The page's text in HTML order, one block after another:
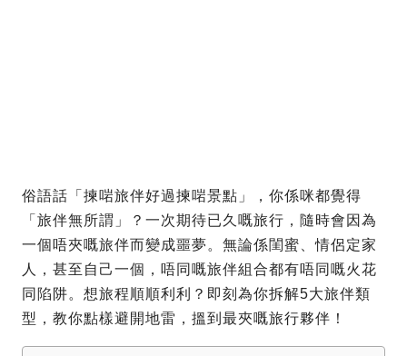
俗語話「揀啱旅伴好過揀啱景點」，你係咪都覺得
「旅伴無所謂」？一次期待已久嘅旅行，隨時會因為
一個唔夾嘅旅伴而變成噩夢。無論係閨蜜、情侶定家
人，甚至自己一個，唔同嘅旅伴組合都有唔同嘅火花
同陷阱。想旅程順順利利？即刻為你拆解5大旅伴類
型，教你點樣避開地雷，搵到最夾嘅旅行夥伴！